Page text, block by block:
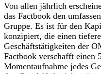
Von allen jährlich
das Factbook den
Gruppe. Es ist für den
konzipiert, die einen
Geschäftstätigkeiten der
Factbook verschafft einen
Momentaufnahme jedes